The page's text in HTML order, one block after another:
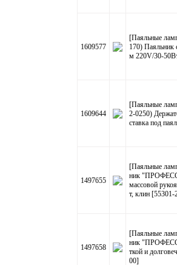
1609577
[Паяльные
170) Паяльник
м 220V/30-
1609644
[Паяльные
2-0250)
ставка под
1497655
[Паяльные
ник
массовой
т, клин [55301-
1497658
[Паяльные
ник
ткой и
00]